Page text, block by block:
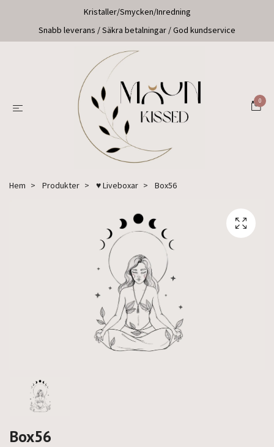
Kristaller/Smycken/Inredning
Snabb leverans / Säkra betalningar / God kundservice
0
Hem Produkter ♥ Liveboxar Box56
Box56